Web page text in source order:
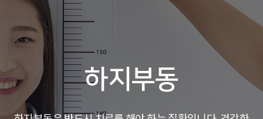
하지부동